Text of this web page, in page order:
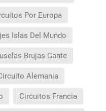
Por Europa
Islas Del Mundo
Brujas Gante
Alemania
Circuitos Francia